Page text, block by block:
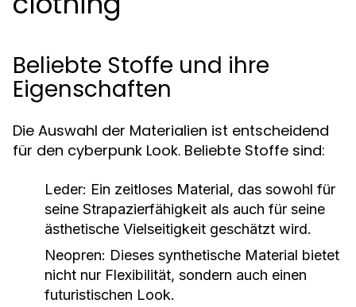
Beliebte Stoffe und ihre
Eigenschaften
Die Auswahl der Materialien ist entscheidend
für den cyberpunk Look. Beliebte Stoffe sind:
Leder: Ein zeitloses Material, das sowohl für
seine Strapazierfähigkeit als auch für seine
ästhetische Vielseitigkeit geschätzt wird.
Neopren: Dieses synthetische Material bietet
nicht nur Flexibilität, sondern auch einen
futuristischen Look.